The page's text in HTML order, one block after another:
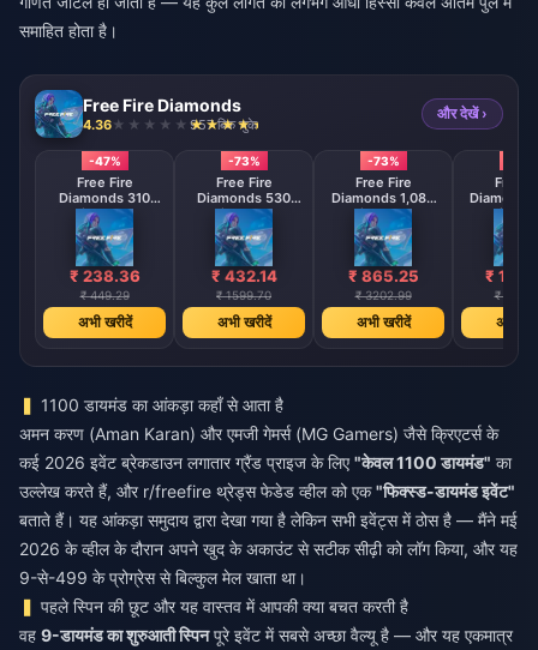
समाहित होता है।
Free Fire Diamonds
4.36 957 बिक चुके
और देखें ›
-47%
Free Fire
Diamonds 310
Diamonds
₹ 238.36
₹ 449.29
अभी खरीदें
-73%
Free Fire
Diamonds 530
Diamonds
【Middle East
region optional】
₹ 432.14
₹ 1599.70
अभी खरीदें
-73%
Free Fire
Diamonds 1,080
Diamonds
【Middle East
region optional】
₹ 865.25
₹ 3202.99
अभी खरीदें
Free
【
region
₹
₹
अभी
1100 डायमंड का आंकड़ा कहाँ से आता है
अमन करण (Aman Karan) और एमजी गेमर्स (MG Gamers) जैसे क्रिएटर्स के
कई 2026 इवेंट ब्रेकडाउन लगातार ग्रैंड प्राइज के लिए "केवल 1100 डायमंड" का
उल्लेख करते हैं, और r/freefire थ्रेड्स फेडेड व्हील को एक"फिक्स्ड-डायमंड इवेंट"
बताते हैं। यह आंकड़ा समुदाय द्वारा देखा गया है लेकिन सभी इवेंट्स में ठोस है — मैंने मई
2026 के व्हील के दौरान अपने खुद के अकाउंट से सटीक सीढ़ी को लॉग किया, और यह
9-से-499 के प्रोग्रेस से बिल्कुल मेल खाता था।
पहले स्पिन की छूट और यह वास्तव में आपकी क्या बचत करती है
वह 9-डायमंड का शुरुआती स्पिनपूरे इवेंट में सबसे अच्छा वैल्यू है — और यह एकमात्र